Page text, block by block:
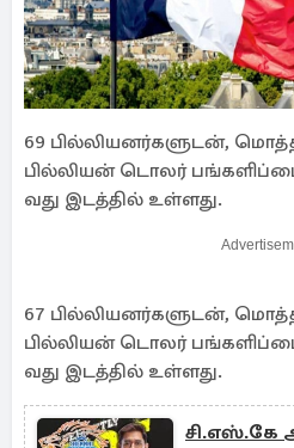
69 பில்லியனர்களுடன்,
பில்லியன் டொலர்
வது இடத்தில் உள்ளது.
67 பில்லியனர்களுடன்,
பில்லியன் டொலர் பங்களிப்பை
வது இடத்தில் உள்ளது.
சி.எஸ்.கே